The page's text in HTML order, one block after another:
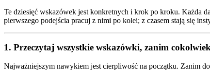
Te dziesięć wskazówek jest konkretnych i krok po kroku. Każda
pierwszego podejścia pracuj z nimi po kolei; z czasem stają się
1. Przeczytaj wszystkie wskazówki, zanim
Najważniejszym nawykiem jest cierpliwość na początku. Zanim